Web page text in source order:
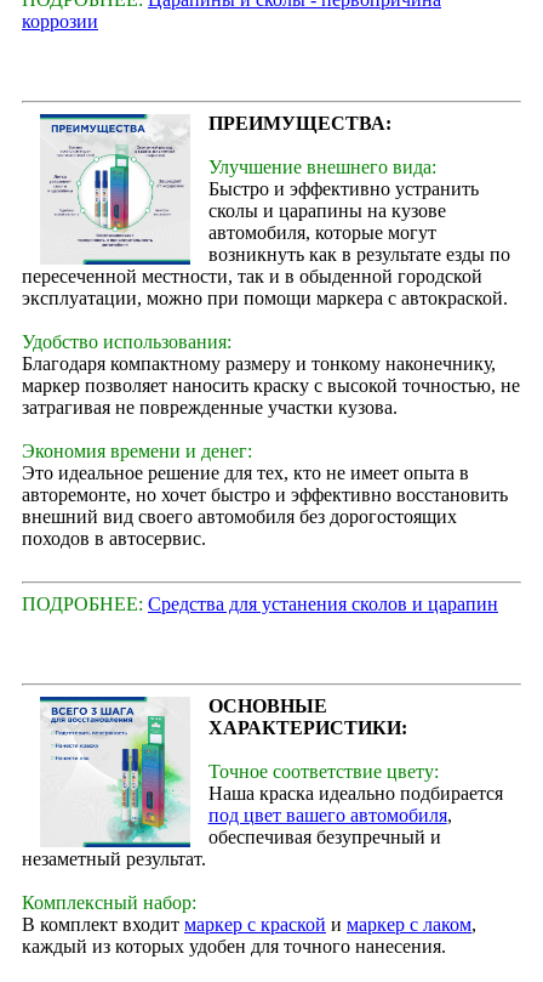
коррозии
ПРЕИМУЩЕСТВА:
Улучшение внешнего вида:
Быстро и эффективно устранить
сколы и царапины на кузове
автомобиля, которые могут
возникнуть как в результате езды по
пересеченной местности, так и в обыденной городской
эксплуатации, можно при помощи маркера с автокраской.
Удобство использования:
Благодаря компактному размеру и тонкому наконечнику,
маркер позволяет наносить краску с высокой точностью, не
затрагивая не поврежденные участки кузова.
Экономия времени и денег:
Это идеальное решение для тех, кто не имеет опыта в
авторемонте, но хочет быстро и эффективно восстановить
внешний вид своего автомобиля без дорогостоящих
походов в автосервис.
ПОДРОБНЕЕ: Средства для устанения сколов и царапин
ОСНОВНЫЕ
ХАРАКТЕРИСТИКИ:
Точное соответствие цвету:
Наша краска идеально подбирается
под цвет вашего автомобиля,
обеспечивая безупречный и
незаметный результат.
Комплексный набор:
В комплект входит маркер с краской и маркер с лаком,
каждый из которых удобен для точного нанесения.